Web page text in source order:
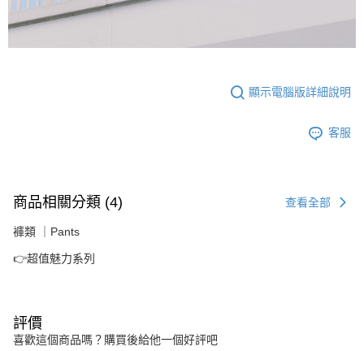
顯示電腦版詳細說明
客服
商品相關分類 (4) 查看全部
褲類 ｜Pants
👉超值魅力系列
評價
喜歡這個商品嗎？購買後給他一個好評吧